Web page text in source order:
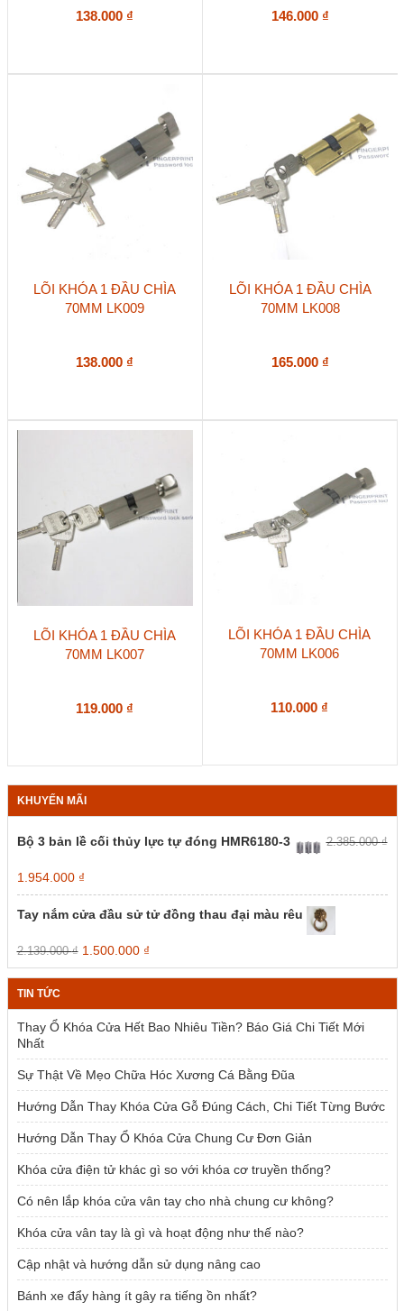
138.000 ₫ 146.000 ₫
LÕI KHÓA 1 ĐẦU CHÌA
70MM LK009
138.000 ₫
LÕI KHÓA 1 ĐẦU CHÌA
70MM LK008
165.000 ₫
LÕI KHÓA 1 ĐẦU CHÌA
70MM LK007
119.000 ₫
LÕI KHÓA 1 ĐẦU CHÌA
70MM LK006
110.000 ₫
KHUYẾN MÃI
Bộ 3 bản lề cối thủy lực tự đóng HMR6180-3 2.385.000₫
Giá
gốc
là:
2.385.000 ₫.
1.954.000 ₫Giá
hiện
tại
Tay nắm cửa đầu sử tử đồng thau đại màu rêu
2.139.000₫ Giá
gốc
là:
1.500.000 ₫Giá
hiện
tại
1.500.000 ₫.
TIN TỨC
Thay Ổ Khóa Cửa Hết Bao Nhiêu Tiền? Báo Giá Chi Tiết Mới
Nhất
Sự Thật Về Mẹo Chữa Hóc Xương Cá Bằng Đũa
Hướng Dẫn Thay Khóa Cửa Gỗ Đúng Cách, Chi Tiết Từng Bước
Hướng Dẫn Thay Ổ Khóa Cửa Chung Cư Đơn Giản
Khóa cửa điện tử khác gì so với khóa cơ truyền thống?
Có nên lắp khóa cửa vân tay cho nhà chung cư không?
Khóa cửa vân tay là gì và hoạt động như thế nào?
Cập nhật và hướng dẫn sử dụng nâng cao
Bánh xe đẩy hàng ít gây ra tiếng ồn nhất?